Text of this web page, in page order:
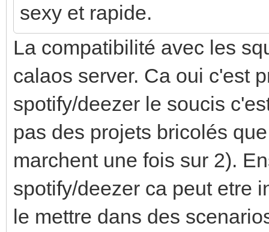
sexy et rapide.
La compatibilité avec les
calaos server. Ca oui c'est
spotify/deezer le soucis
pas des projets bricolés
marchent une fois sur 2).
spotify/deezer ca peut etre
le mettre dans des